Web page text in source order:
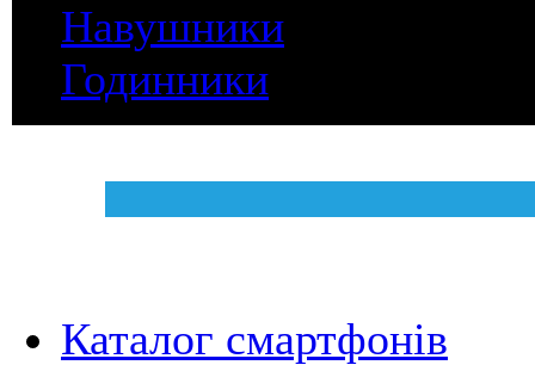
Навушники
Годинники
Каталог смартфонів